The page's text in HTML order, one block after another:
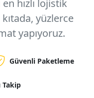
hızlı lojistik
kıtada, yüzlerce
yapıyoruz.
Güvenli Paketleme
Takip